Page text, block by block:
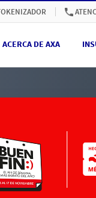
ACERCA DE AXA